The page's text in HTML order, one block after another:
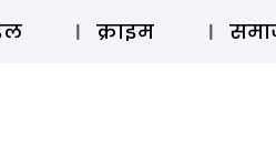
ऑडियो स्टोरी
क्राइम